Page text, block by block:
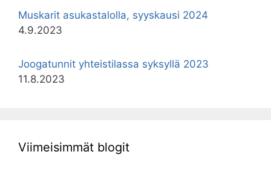
Muskarit asukastalolla, syyskausi 2024
4.9.2023
Joogatunnit yhteistilassa syksyllä 2023
11.8.2023
Viimeisimmät blogit